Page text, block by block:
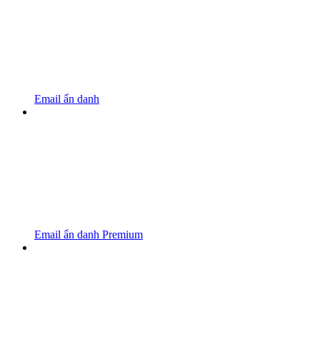
Email ẩn danh
Email ẩn danh Premium